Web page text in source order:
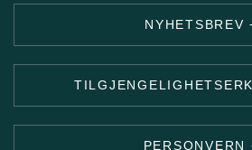
NYHETSBREV
PERSONVERN